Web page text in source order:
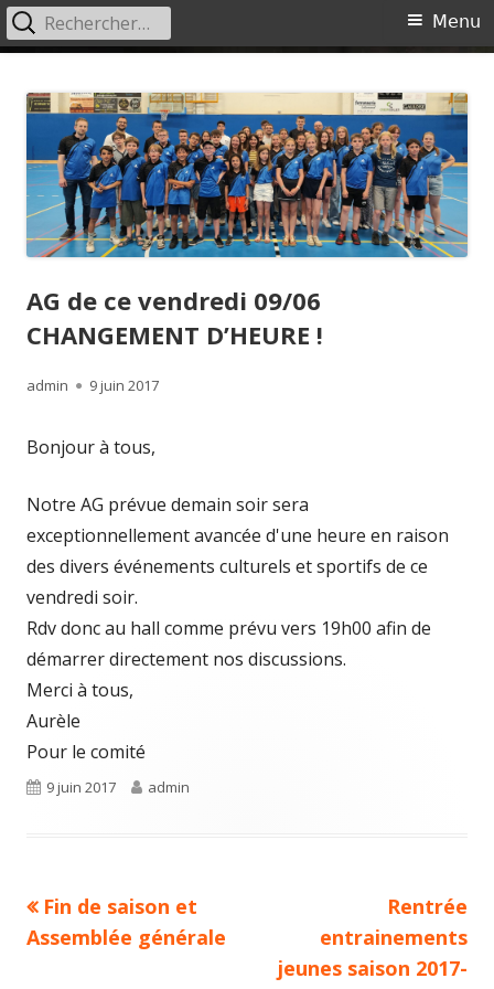
Menu
Menu
Rechercher :
AG de ce vendredi 09/06
CHANGEMENT D’HEURE !
Auteur
admin
Publié
9 juin 2017
Bonjour à tous,
Notre AG prévue demain soir sera
exceptionnellement avancée d'une heure en raison
des divers événements culturels et sportifs de ce
vendredi soir.
Rdv donc au hall comme prévu vers 19h00 afin de
démarrer directement nos discussions.
Merci à tous,
Aurèle
Pour le comité
Publié
9 juin 2017 Auteur
admin
Navigation
Article
précédent :
Fin de saison et
Assemblée générale
Article
suivant :
Rentrée
entrainements
jeunes saison 2017-